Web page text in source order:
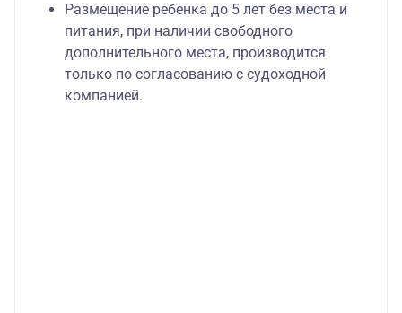
Размещение ребенка до 5 лет без места и
питания, при наличии свободного
дополнительного места, производится
только по согласованию с судоходной
компанией.